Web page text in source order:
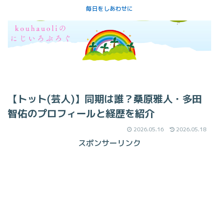
毎日をしあわせに
【トット(芸人)】同期は誰？桑原雅人・多田
智佑のプロフィールと経歴を紹介
2026.05.16 2026.05.18
スポンサーリンク